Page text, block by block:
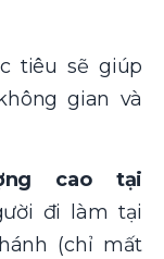
tiêu sẽ giúp
gian và
cao tại
đi làm tại
(chỉ mất